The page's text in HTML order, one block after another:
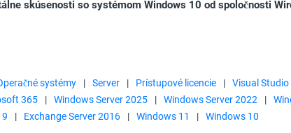
skúsenosti so systémom Windows 10 od spoločnosti
systémy | Server | Prístupové licencie | Visual Studio
365 | Windows Server 2025 | Windows Server 2022 |
| Exchange Server 2016 | Windows 11 | Windows 10